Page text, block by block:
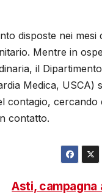
disposte nei mesi
Mentre in
il
Medica, USCA)
contagio, cercando
contatto.
Asti,